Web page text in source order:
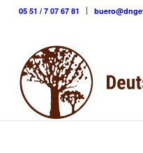
05 51 / 7 07 67 81